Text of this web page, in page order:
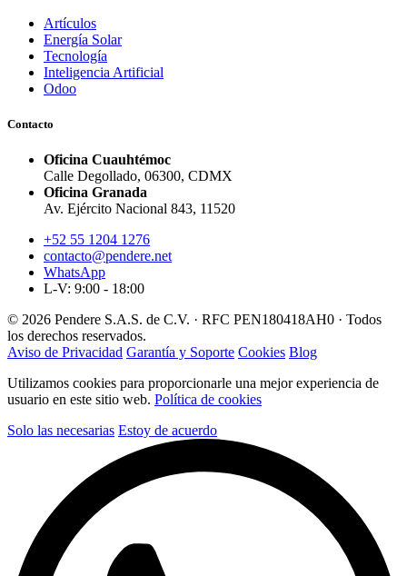
Artículos
Energía Solar
Tecnología
Inteligencia Artificial
Odoo
Contacto
Oficina Cuauhtémoc
Calle Degollado, 06300, CDMX
Oficina Granada
Av. Ejército Nacional 843, 11520
+52 55 1204 1276
contacto@pendere.net
WhatsApp
L-V: 9:00 - 18:00
© 2026 Pendere S.A.S. de C.V. · RFC PEN180418AH0 · Todos
los derechos reservados.
Aviso de Privacidad Garantía y Soporte Cookies Blog
Utilizamos cookies para proporcionarle una mejor experiencia de
usuario en este sitio web. Política de cookies
Solo las necesarias Estoy de acuerdo